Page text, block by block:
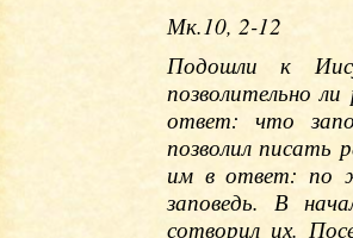
Мк.10, 2-12
Подошли к
позволительно
ответ: что
позволил писать
им в ответ: по
заповедь. В
сотворил их.